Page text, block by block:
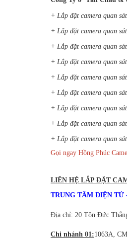
+ Lắp đặt camera quan
+ Lắp đặt camera quan
+ Lắp đặt camera quan
+ Lắp đặt camera quan
+ Lắp đặt camera quan
+ Lắp đặt camera quan
+ Lắp đặt camera quan
+ Lắp đặt camera quan
+ Lắp đặt camera quan
Gọi ngay Hồng Phúc
LIÊN HỆ LẮP ĐẶT
TRUNG TÂM ĐIỆN TỬ
Địa chỉ: 20 Tôn Đức
Chi nhánh 01:1063A,